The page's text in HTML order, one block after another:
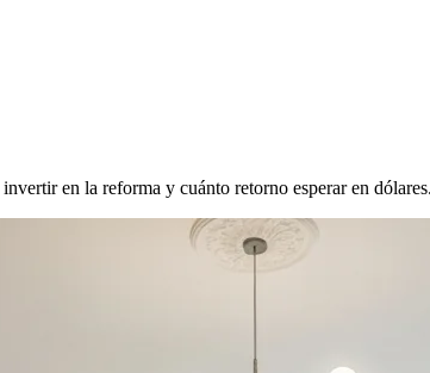
en la reforma y cuánto retorno esperar en